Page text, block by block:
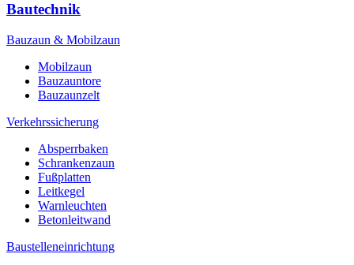
Bautechnik
Bauzaun & Mobilzaun
Mobilzaun
Bauzauntore
Bauzaunzelt
Verkehrssicherung
Absperrbaken
Schrankenzaun
Fußplatten
Leitkegel
Warnleuchten
Betonleitwand
Baustelleneinrichtung